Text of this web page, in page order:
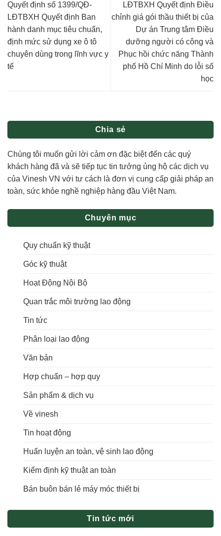
Quyết định số 1399/QĐ-
LĐTBXH Quyết định Ban
hành danh mục tiêu chuẩn,
định mức sử dụng xe ô tô
chuyên dùng trong lĩnh vực y
tế
LĐTBXH Quyết định Điều
chỉnh giá gói thầu thiết bị của
Dự án Trung tâm Điều
dưỡng người có công và
Phục hồi chức năng Thành
phố Hồ Chí Minh do lỗi số
học
Chia sẻ
Chúng tôi muốn gửi lời cảm ơn đặc biệt đến các quý
khách hàng đã và sẽ tiếp tục tin tưởng ủng hộ các dịch vụ
của Vinesh VN với tư cách là đơn vị cung cấp giải pháp an
toàn, sức khỏe nghề nghiệp hàng đầu Việt Nam.
Chuyên mục
Quy chuẩn kỹ thuật
Góc kỹ thuật
Hoạt Động Nội Bộ
Quan trắc môi trường lao động
Tin tức
Phân loại lao động
Văn bản
Hợp chuẩn – hợp quy
Sản phẩm & dịch vụ
Về vinesh
Tin hoạt động
Huấn luyện an toàn, vệ sinh lao động
Kiểm định kỹ thuật an toàn
Bán buôn bán lẻ máy móc thiết bị
Tin tức mới